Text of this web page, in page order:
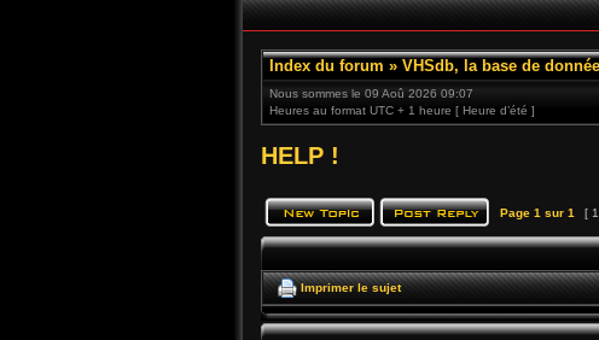
Index du forum » VHSdb, la base de
Nous sommes le 09 Aoû 2026 09:07
Heures au format UTC + 1 heure [ Heure d’été ]
HELP !
Page 1 sur 1 [
Imprimer le sujet